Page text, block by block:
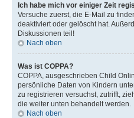
Ich habe mich vor einiger Zeit
Versuche zuerst, die E-Mail zu
deaktiviert oder gelöscht hat.
Diskussionen teil!
Nach oben
Was ist COPPA?
COPPA, ausgeschrieben Child
persönliche Daten von Kindern
zu registrieren versuchst, zutrifft,
die weiter unten behandelt werden.
Nach oben